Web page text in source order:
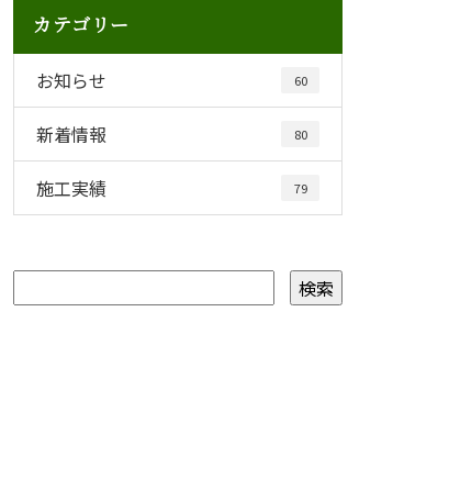
カテゴリー
お知らせ 60
新着情報 80
施工実績 79